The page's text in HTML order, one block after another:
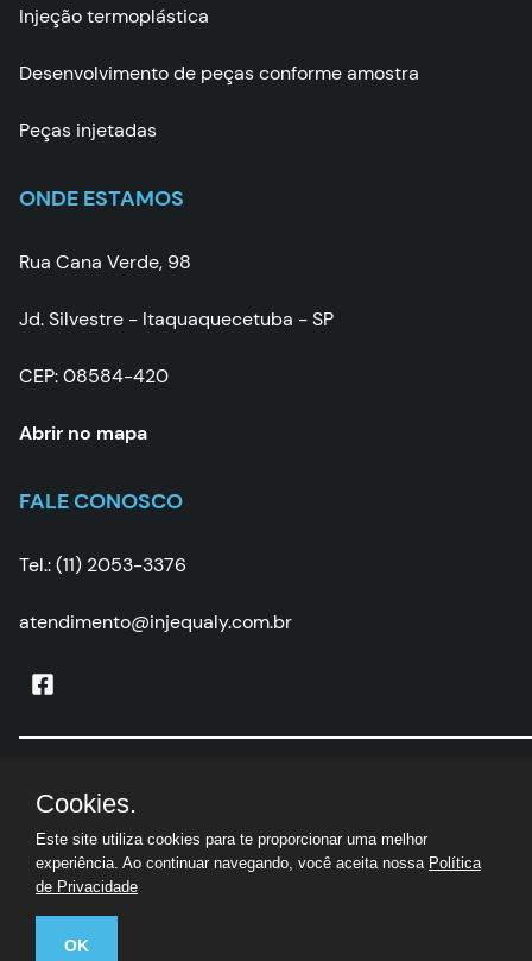
Injeção termoplástica
Desenvolvimento de peças conforme amostra
Peças injetadas
ONDE ESTAMOS
Rua Cana Verde, 98
Jd. Silvestre - Itaquaquecetuba - SP
CEP: 08584-420
Abrir no mapa
FALE CONOSCO
Tel.: (11) 2053-3376
atendimento@injequaly.com.br
Injequaly
direitos reservados
Cookies.
Este site utiliza cookies para te proporcionar uma melhor
experiência. Ao continuar navegando, você aceita nossa Política
de Privacidade
OK